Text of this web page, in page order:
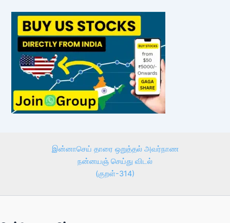
இன்னாசெய் தாரை ஒறுத்தல் அவர்நாண
நன்னயஞ் செய்து விடல்
(குறள்-314)